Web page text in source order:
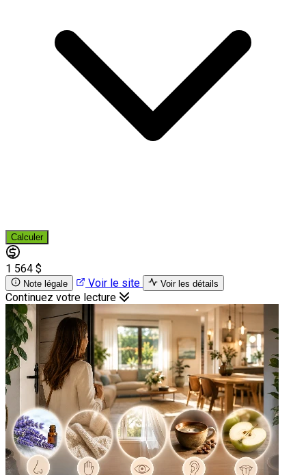
Calculer
1 564 $
Note légale Voir le site Voir les détails
Continuez votre lecture